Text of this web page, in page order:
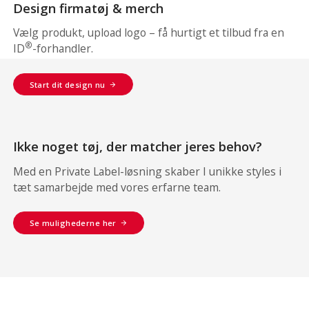
Design firmatøj & merch
Vælg produkt, upload logo – få hurtigt et tilbud fra en
ID®-forhandler.
Start dit design nu
Ikke noget tøj, der matcher jeres behov?
Med en Private Label-løsning skaber I unikke styles i
tæt samarbejde med vores erfarne team.
Se mulighederne her